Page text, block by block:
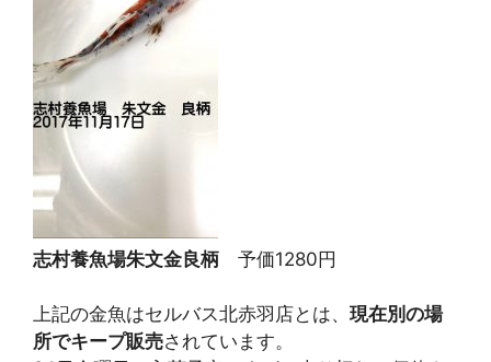
志村養魚場朱文金良柄 予価1280円
上記の金魚はセルバス北赤羽店とは、 現在別の場
所でキープ販売されています。